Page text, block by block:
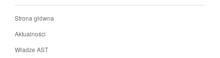
Strona główna
Aktualności
Władze AST